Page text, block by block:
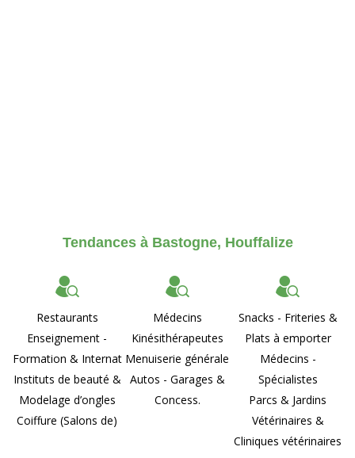
Tendances à Bastogne, Houffalize
Restaurants
Enseignement -
Formation & Internat
Instituts de beauté &
Modelage d’ongles
Coiffure (Salons de)
Médecins
Kinésithérapeutes
Menuiserie générale
Autos - Garages &
Concess.
Snacks - Friteries &
Plats à emporter
Médecins -
Spécialistes
Parcs & Jardins
Vétérinaires &
Cliniques vétérinaires